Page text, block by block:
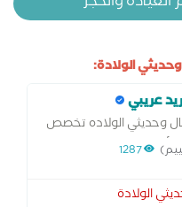
الولادة:
عريبي
وحديثي الولاده تخصص
الوراثيه والغدد
1287
الولادة